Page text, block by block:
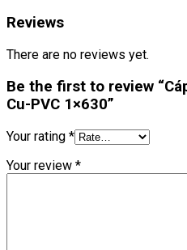
Reviews
There are no reviews yet.
Be the first to review
Cu-PVC 1×630”
Your rating *
Your review *